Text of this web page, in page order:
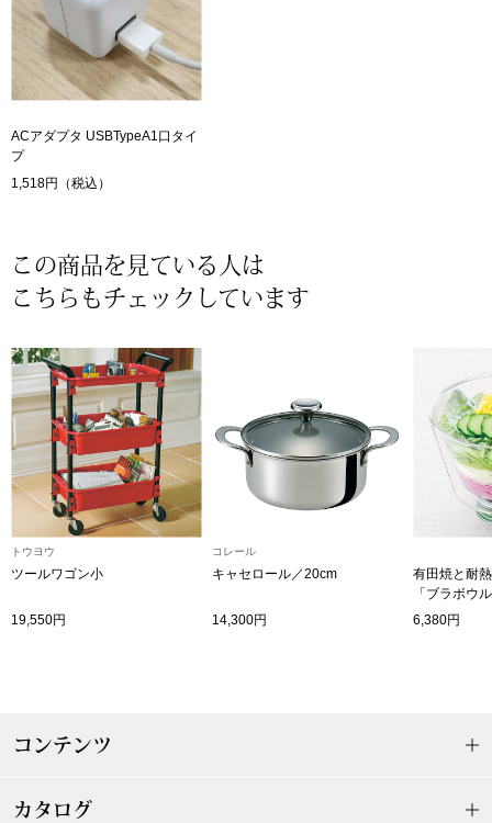
ルメールオマージュウオッチ
ランド
集
すべて見る
プ
和装
その他
おすすめブラ
ザ･ノース･フ
ACアダプタ USBTypeA1口タイ
プ
1,518円（税込）
この商品を見ている人は
こちらもチェックしています
トウヨウ
ツールワゴン小
19,550円
コレール
キャセロール／20cm
14,300円
有田焼と耐
「ブラボウ
6,380円
コンテンツ
カタログ